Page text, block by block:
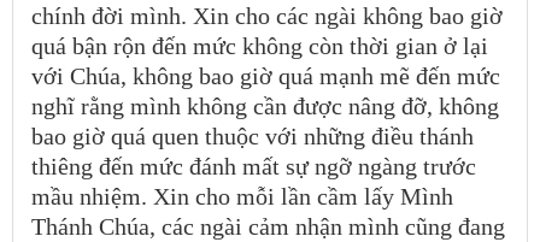
chính đời mình. Xin cho các ngài không bao giờ
quá bận rộn đến mức không còn thời gian ở lại
với Chúa, không bao giờ quá mạnh mẽ đến mức
nghĩ rằng mình không cần được nâng đỡ, không
bao giờ quá quen thuộc với những điều thánh
thiêng đến mức đánh mất sự ngỡ ngàng trước
mầu nhiệm. Xin cho mỗi lần cầm lấy Mình
Thánh Chúa, các ngài cảm nhận mình cũng đang